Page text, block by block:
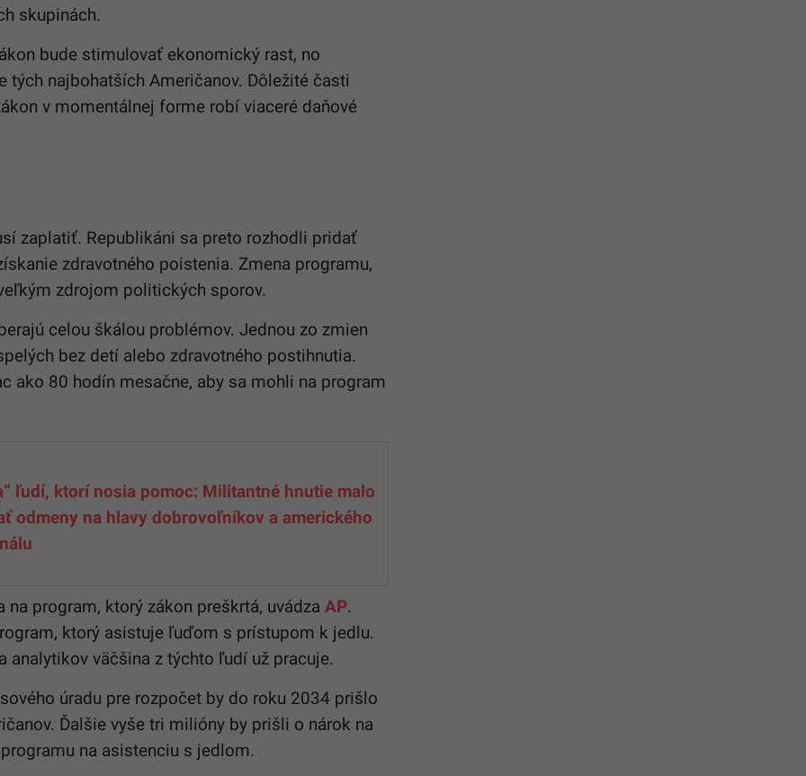
skupinách.
bude stimulovať ekonomický rast, no
tých najbohatších Američanov. Dôležité časti
v momentálnej forme robí viaceré daňové
zaplatiť. Republikáni sa preto rozhodli pridať
zdravotného poistenia. Zmena programu,
zdrojom politických sporov.
celou škálou problémov. Jednou zo zmien
bez detí alebo zdravotného postihnutia.
ako 80 hodín mesačne, aby sa mohli na program
ľudí, ktorí nosia pomoc: Militantné hnutie malo
odmeny na hlavy dobrovoľníkov a amerického
program, ktorý zákon preškrtá, uvádza AP.
ktorý asistuje ľuďom s prístupom k jedlu.
väčšina z týchto ľudí už pracuje.
úradu pre rozpočet by do roku 2034 prišlo
Ďalšie vyše tri milióny by prišli o nárok na
na asistenciu s jedlom.